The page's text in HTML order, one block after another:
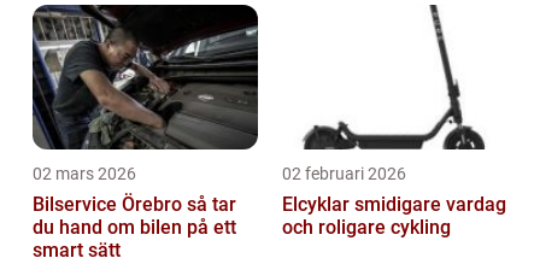
02 mars 2026
Bilservice Örebro så tar
du hand om bilen på ett
smart sätt
02 februari 2026
Elcyklar smidigare vardag
och roligare cykling